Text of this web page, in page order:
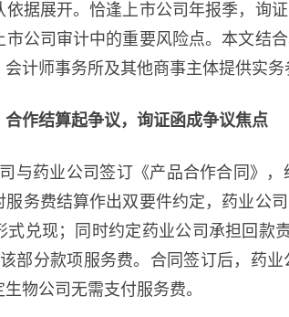
依据展开。恰逢上市公司年报季，询
公司审计中的重要风险点。本文结
计师事务所及其他商事主体提供实务
作结算起争议，询证函成争议焦点
与药业公司签订《产品合作合同》
服务费结算作出双要件约定，药业公
式兑现；同时约定药业公司承担回款
部分款项服务费。合同签订后，药
物公司无需支付服务费。